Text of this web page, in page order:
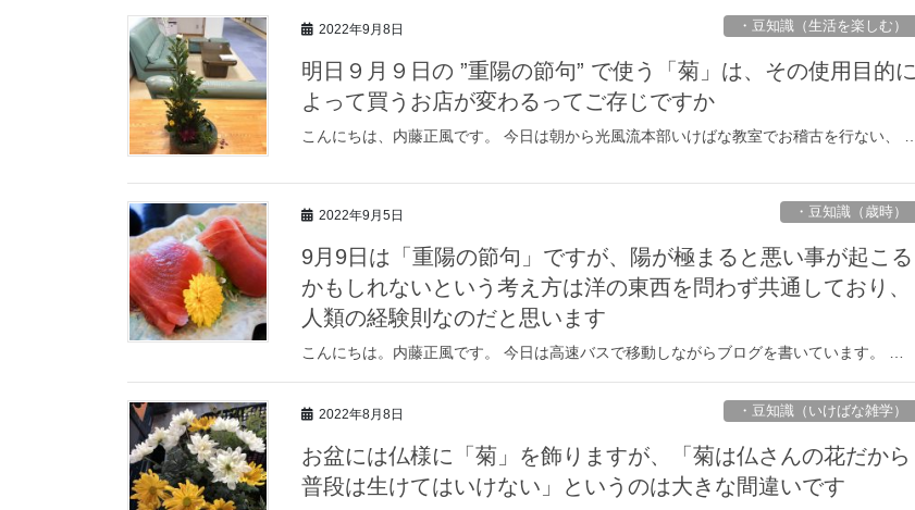
2022年9月8日 ・豆知識（生活を楽しむ）
明日９月９日の ”重陽の節句” で使う「菊」は、その使用目的に
よって買うお店が変わるってご存じですか
こんにちは、内藤正風です。 今日は朝から光風流本部いけばな教室でお稽古を行ない、 …
2022年9月5日 ・豆知識（歳時）
9月9日は「重陽の節句」ですが、陽が極まると悪い事が起こる
かもしれないという考え方は洋の東西を問わず共通しており、
人類の経験則なのだと思います
こんにちは。内藤正風です。 今日は高速バスで移動しながらブログを書いています。 …
2022年8月8日 ・豆知識（いけばな雑学）
お盆には仏様に「菊」を飾りますが、「菊は仏さんの花だから
普段は生けてはいけない」というのは大きな間違いです